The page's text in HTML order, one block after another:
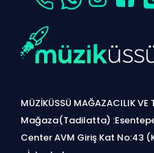
MÜZİKÜSSÜ MAĞAZACILIK VE
Mağaza(Tadilatta)
Center AVM Giriş Kat No:43